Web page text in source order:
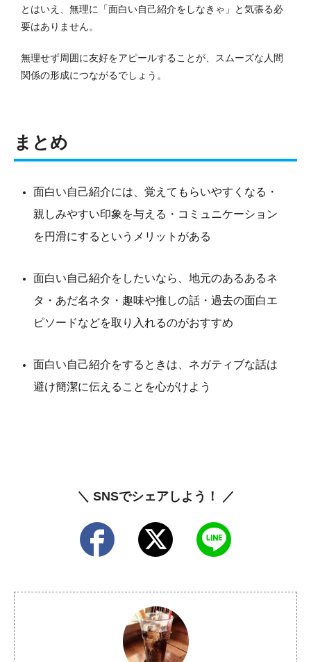
とはいえ、無理に「面白い自己紹介をしなきゃ」と気張る必
要はありません。
無理せず周囲に友好をアピールすることが、スムーズな人間
関係の形成につながるでしょう。
まとめ
面白い自己紹介には、覚えてもらいやすくなる・
親しみやすい印象を与える・コミュニケーション
を円滑にするというメリットがある
面白い自己紹介をしたいなら、地元のあるあるネ
タ・あだ名ネタ・趣味や推しの話・過去の面白エ
ピソードなどを取り入れるのがおすすめ
面白い自己紹介をするときは、ネガティブな話は
避け簡潔に伝えることを心がけよう
＼ SNSでシェアしよう！ ／